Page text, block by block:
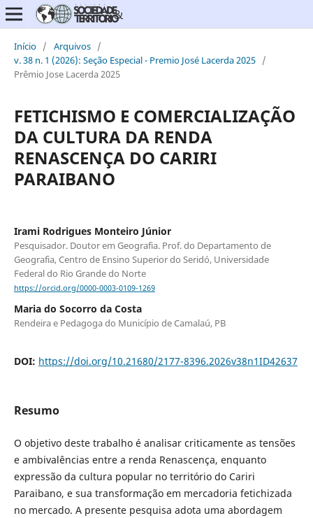
Início / Arquivos /
v. 38 n. 1 (2026): Seção Especial - Premio José Lacerda 2025 /
Prêmio Jose Lacerda 2025
FETICHISMO E COMERCIALIZAÇÃO
DA CULTURA DA RENDA
RENASCENÇA DO CARIRI
PARAIBANO
Irami Rodrigues Monteiro Júnior
Pesquisador. Doutor em Geografia. Prof. do Departamento de
Geografia, Centro de Ensino Superior do Seridó, Universidade
Federal do Rio Grande do Norte
https://orcid.org/0000-0003-0109-1269
Maria do Socorro da Costa
Rendeira e Pedagoga do Município de Camalaú, PB
DOI: https://doi.org/10.21680/2177-8396.2026v38n1ID42637
Resumo
O objetivo deste trabalho é analisar criticamente as tensões
e ambivalências entre a renda Renascença, enquanto
expressão da cultura popular no território do Cariri
Paraibano, e sua transformação em mercadoria fetichizada
no mercado. A presente pesquisa adota uma abordagem